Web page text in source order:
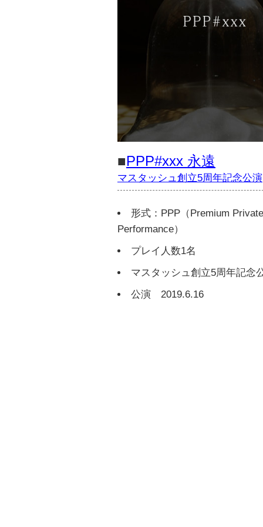
■PPP#xxx 永遠
マスタッシュ創立5周年記念公演
形式：PPP（Premium Private
Performance）
プレイ人数1名
マスタッシュ創立5周年記念
公演 2019.6.16